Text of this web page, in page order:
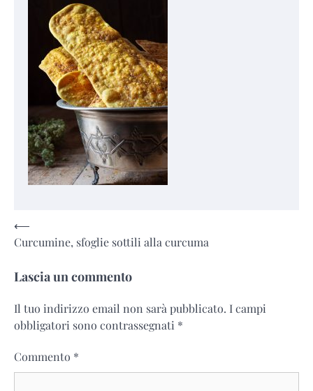
Navigazione
articoli
⟵
Curcumine, sfoglie sottili alla curcuma
Lascia un commento
Il tuo indirizzo email non sarà pubblicato. I campi
obbligatori sono contrassegnati *
Commento *